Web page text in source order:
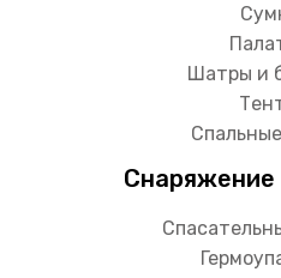
Шатры и
Снаряжение